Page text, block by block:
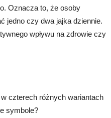
Oznacza to, że osoby
jedno czy dwa jajka dziennie.
wpływu na zdrowie czy
czterech różnych wariantach
symbole?